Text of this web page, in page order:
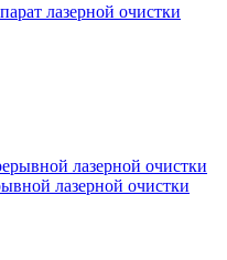
лазерной очистки
лазерной очистки